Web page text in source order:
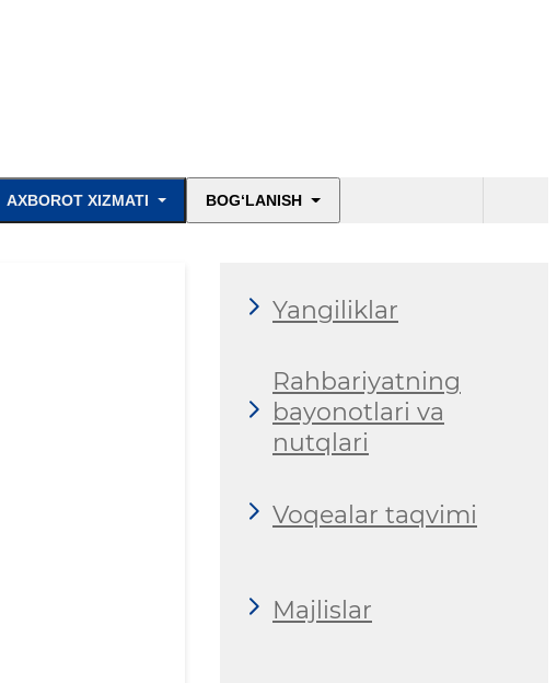
AXBOROT XIZMATI BOG‘LANISH
Yangiliklar
Rahbariyatning
bayonotlari va
nutqlari
Voqealar taqvimi
Majlislar